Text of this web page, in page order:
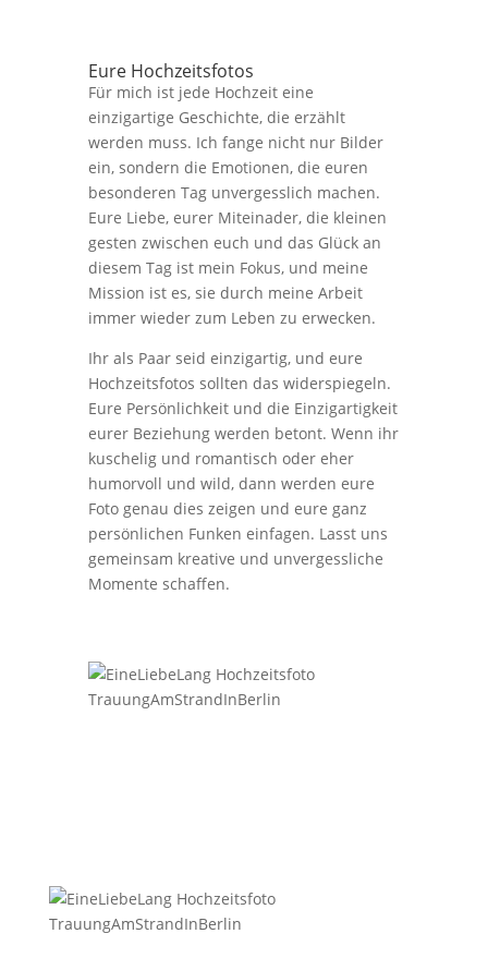
Eure Hochzeitsfotos
Für mich ist jede Hochzeit eine
einzigartige Geschichte, die erzählt
werden muss. Ich fange nicht nur Bilder
ein, sondern die Emotionen, die euren
besonderen Tag unvergesslich machen.
Eure Liebe, eurer Miteinader, die kleinen
gesten zwischen euch und das Glück an
diesem Tag ist mein Fokus, und meine
Mission ist es, sie durch meine Arbeit
immer wieder zum Leben zu erwecken.
Ihr als Paar seid einzigartig, und eure
Hochzeitsfotos sollten das widerspiegeln.
Eure Persönlichkeit und die Einzigartigkeit
eurer Beziehung werden betont. Wenn ihr
kuschelig und romantisch oder eher
humorvoll und wild, dann werden eure
Foto genau dies zeigen und eure ganz
persönlichen Funken einfagen. Lasst uns
gemeinsam kreative und unvergessliche
Momente schaffen.